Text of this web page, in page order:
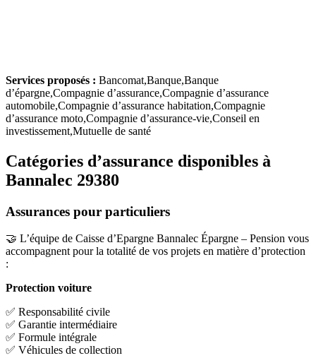
Services proposés : Bancomat,Banque,Banque
d’épargne,Compagnie d’assurance,Compagnie d’assurance
automobile,Compagnie d’assurance habitation,Compagnie
d’assurance moto,Compagnie d’assurance-vie,Conseil en
investissement,Mutuelle de santé
Catégories d’assurance disponibles à
Bannalec 29380
Assurances pour particuliers
🤝 L’équipe de Caisse d’Epargne Bannalec Épargne – Pension vous
accompagnent pour la totalité de vos projets en matière d’protection
:
Protection voiture
✅ Responsabilité civile
✅ Garantie intermédiaire
✅ Formule intégrale
✅ Véhicules de collection